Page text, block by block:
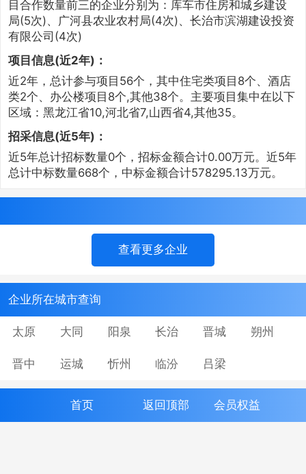
目合作数量前三的企业分别为：库车市住房和城乡建设
局(5次)、广河县农业农村局(4次)、长治市滨湖建设投资
有限公司(4次)
项目信息(近2年)：
近2年，总计参与项目56个，其中住宅类项目8个、酒店
类2个、办公楼项目8个,其他38个。主要项目集中在以下
区域：黑龙江省10,河北省7,山西省4,其他35。
招采信息(近5年)：
近5年总计招标数量0个，招标金额合计0.00万元。近5年
总计中标数量668个，中标金额合计578295.13万元。
查看更多企业
企业所在城市查询
太原 大同 阳泉 长治 晋城 朔州
晋中 运城 忻州 临汾 吕梁
首页 返回顶部 会员权益